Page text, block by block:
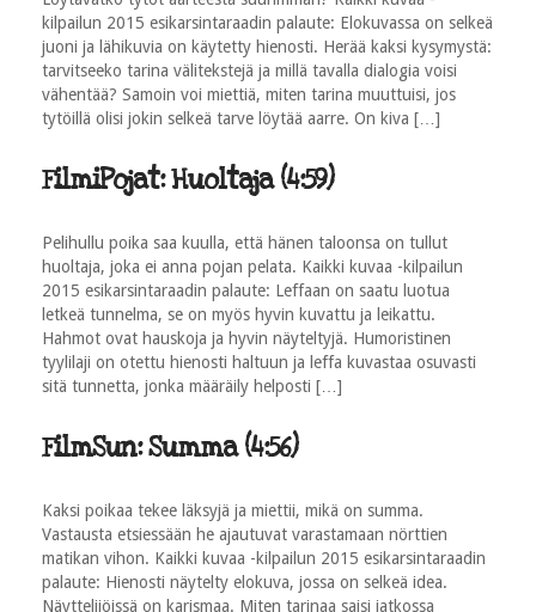
kilpailun 2015 esikarsintaraadin palaute: Elokuvassa on selkeä
juoni ja lähikuvia on käytetty hienosti. Herää kaksi kysymystä:
tarvitseeko tarina välitekstejä ja millä tavalla dialogia voisi
vähentää? Samoin voi miettiä, miten tarina muuttuisi, jos
tytöillä olisi jokin selkeä tarve löytää aarre. On kiva […]
FilmiPojat: Huoltaja (4:59)
Pelihullu poika saa kuulla, että hänen taloonsa on tullut
huoltaja, joka ei anna pojan pelata. Kaikki kuvaa -kilpailun
2015 esikarsintaraadin palaute: Leffaan on saatu luotua
letkeä tunnelma, se on myös hyvin kuvattu ja leikattu.
Hahmot ovat hauskoja ja hyvin näyteltyjä. Humoristinen
tyylilaji on otettu hienosti haltuun ja leffa kuvastaa osuvasti
sitä tunnetta, jonka määräily helposti […]
FilmSun: Summa (4:56)
Kaksi poikaa tekee läksyjä ja miettii, mikä on summa.
Vastausta etsiessään he ajautuvat varastamaan nörttien
matikan vihon. Kaikki kuvaa -kilpailun 2015 esikarsintaraadin
palaute: Hienosti näytelty elokuva, jossa on selkeä idea.
Näyttelijöissä on karismaa. Miten tarinaa saisi jatkossa